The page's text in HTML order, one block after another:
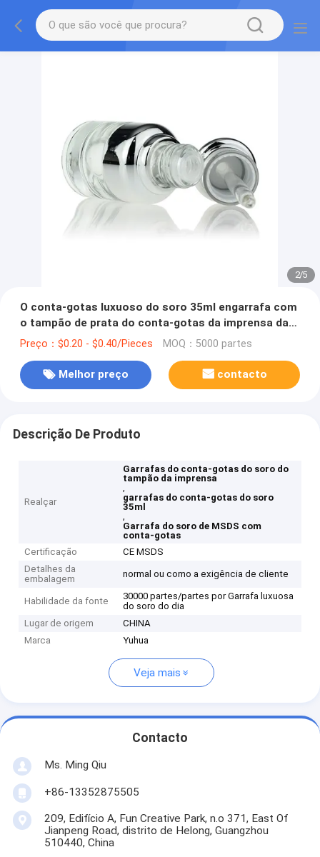
2/5
O conta-gotas luxuoso do soro 35ml engarrafa com
o tampão de prata do conta-gotas da imprensa da
tampa da bomba
Preço：$0.20 - $0.40/Pieces MOQ：5000 partes
Melhor preço contacto
Descrição De Produto
Realçar
Garrafas do conta-gotas do soro do
tampão da imprensa
,
garrafas do conta-gotas do soro
35ml
,
Garrafa do soro de MSDS com
conta-gotas
Certificação
CE MSDS
Detalhes da
embalagem
normal ou como a exigência de cliente
Habilidade da fonte
30000 partes/partes por Garrafa luxuosa
do soro do dia
Lugar de origem
CHINA
Marca
Yuhua
Veja mais
Contacto
Ms. Ming Qiu
+86-13352875505
209, Edifício A, Fun Creative Park, n.o 371, East Of
Jianpeng Road, distrito de Helong, Guangzhou
510440, China